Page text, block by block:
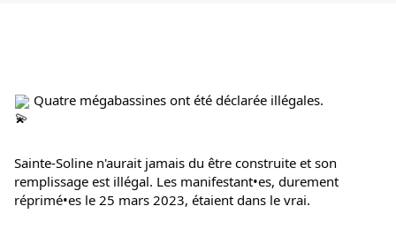
Quatre mégabassines ont été déclarée illégales.
Sainte-Soline n'aurait jamais du être construite et son
remplissage est illégal. Les manifestant•es, durement
réprimé•es le 25 mars 2023, étaient dans le vrai.